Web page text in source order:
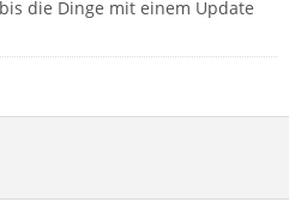
die Dinge mit einem Update